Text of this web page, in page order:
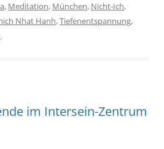
, Meditation, München, Nicht-Ich,
Nhat Hanh,Tiefenentspannung,
.
im Intersein-Zentrum